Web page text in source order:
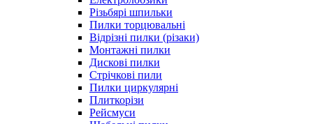
Різьбярі шпильки
Пилки торцювальні
Відрізні пилки (різаки)
Монтажні пилки
Дискові пилки
Стрічкові пили
Пилки циркулярні
Плиткорізи
Рейсмуси